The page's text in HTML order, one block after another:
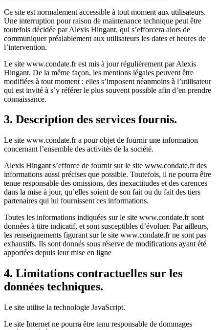
Ce site est normalement accessible à tout moment aux utilisateurs.
Une interruption pour raison de maintenance technique peut être
toutefois décidée par Alexis Hingant, qui s’efforcera alors de
communiquer préalablement aux utilisateurs les dates et heures de
l’intervention.
Le site www.condate.fr est mis à jour régulièrement par Alexis
Hingant. De la même façon, les mentions légales peuvent être
modifiées à tout moment : elles s’imposent néanmoins à l’utilisateur
qui est invité à s’y référer le plus souvent possible afin d’en prendre
connaissance.
3. Description des services fournis.
Le site www.condate.fr a pour objet de fournir une information
concernant l’ensemble des activités de la société.
Alexis Hingant s’efforce de fournir sur le site www.condate.fr des
informations aussi précises que possible. Toutefois, il ne pourra être
tenue responsable des omissions, des inexactitudes et des carences
dans la mise à jour, qu’elles soient de son fait ou du fait des tiers
partenaires qui lui fournissent ces informations.
Toutes les informations indiquées sur le site www.condate.fr sont
données à titre indicatif, et sont susceptibles d’évoluer. Par ailleurs,
les renseignements figurant sur le site www.condate.fr ne sont pas
exhaustifs. Ils sont donnés sous réserve de modifications ayant été
apportées depuis leur mise en ligne
4. Limitations contractuelles sur les
données techniques.
Le site utilise la technologie JavaScript.
Le site Internet ne pourra être tenu responsable de dommages